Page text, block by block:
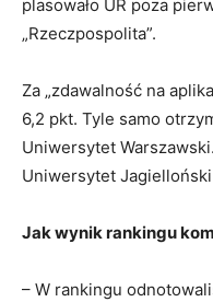
plasowało UR poza
„Rzeczpospolita”.
Za „zdawalność na
6,2 pkt. Tyle samo
Uniwersytet
Uniwersytet Jagielloński
Jak wynik rankingu
– W rankingu